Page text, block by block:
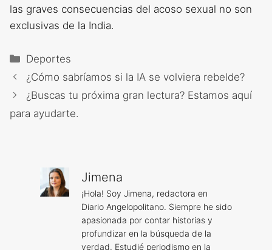
las graves consecuencias del acoso sexual no son
exclusivas de la India.
Categorías
Deportes
¿Cómo sabríamos si la IA se volviera rebelde?
¿Buscas tu próxima gran lectura? Estamos aquí
para ayudarte.
Jimena
¡Hola! Soy Jimena, redactora en
Diario Angelopolitano. Siempre he sido
apasionada por contar historias y
profundizar en la búsqueda de la
verdad. Estudié periodismo en la